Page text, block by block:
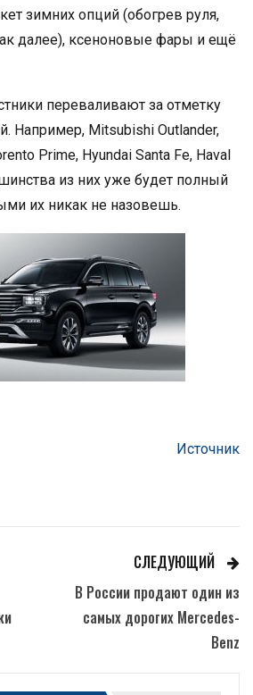
зимних опций (обогрев руля,
далее), ксеноновые фары и ещё
переваливают за отметку
Например, Mitsubishi Outlander,
Prime, Hyundai Santa Fe, Haval
из них уже будет полный
их никак не назовешь.
Источник
СЛЕДУЮЩИЙ
В России продают один из
самых дорогих Mercedes-
Benz